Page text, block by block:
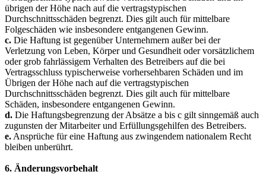
übrigen der Höhe nach auf die vertragstypischen
Durchschnittsschäden begrenzt. Dies gilt auch für mittelbare
Folgeschäden wie insbesondere entgangenen Gewinn.
c. Die Haftung ist gegenüber Unternehmern außer bei der
Verletzung von Leben, Körper und Gesundheit oder vorsätzlichem
oder grob fahrlässigem Verhalten des Betreibers auf die bei
Vertragsschluss typischerweise vorhersehbaren Schäden und im
Übrigen der Höhe nach auf die vertragstypischen
Durchschnittsschäden begrenzt. Dies gilt auch für mittelbare
Schäden, insbesondere entgangenen Gewinn.
d. Die Haftungsbegrenzung der Absätze a bis c gilt sinngemäß auch
zugunsten der Mitarbeiter und Erfüllungsgehilfen des Betreibers.
e. Ansprüche für eine Haftung aus zwingendem nationalem Recht
bleiben unberührt.
6. Änderungsvorbehalt